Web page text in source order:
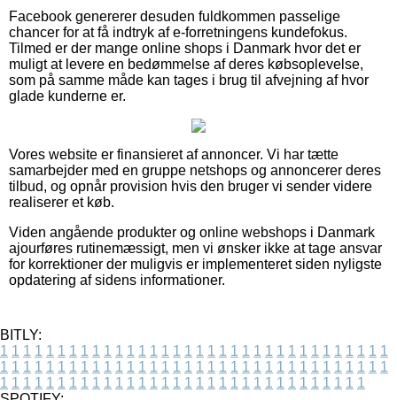
Facebook genererer desuden fuldkommen passelige
chancer for at få indtryk af e-forretningens kundefokus.
Tilmed er der mange online shops i Danmark hvor det er
muligt at levere en bedømmelse af deres købsoplevelse,
som på samme måde kan tages i brug til afvejning af hvor
glade kunderne er.
Vores website er finansieret af annoncer. Vi har tætte
samarbejder med en gruppe netshops og annoncerer deres
tilbud, og opnår provision hvis den bruger vi sender videre
realiserer et køb.
Viden angående produkter og online webshops i Danmark
ajourføres rutinemæssigt, men vi ønsker ikke at tage ansvar
for korrektioner der muligvis er implementeret siden nyligste
opdatering af sidens informationer.
BITLY:
1 1 1 1 1 1 1 1 1 1 1 1 1 1 1 1 1 1 1 1 1 1 1 1 1 1 1 1 1 1 1 1 1 1
1 1 1 1 1 1 1 1 1 1 1 1 1 1 1 1 1 1 1 1 1 1 1 1 1 1 1 1 1 1 1 1 1 1
1 1 1 1 1 1 1 1 1 1 1 1 1 1 1 1 1 1 1 1 1 1 1 1 1 1 1 1 1 1 1 1